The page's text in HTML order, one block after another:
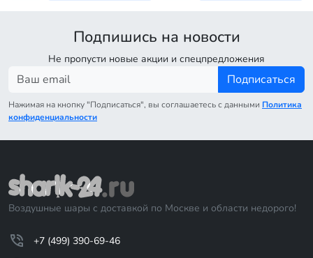
Подпишись на новости
Не пропусти новые акции и спецпредложения
Подписаться
Нажимая на кнопку "Подписаться", вы соглашаетесь с данными Политика
конфиденциальности
Воздушные шары с доставкой по Москве и области недорого!
+7 (499) 390-69-46